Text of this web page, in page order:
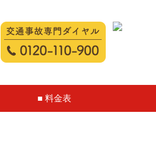
料金表